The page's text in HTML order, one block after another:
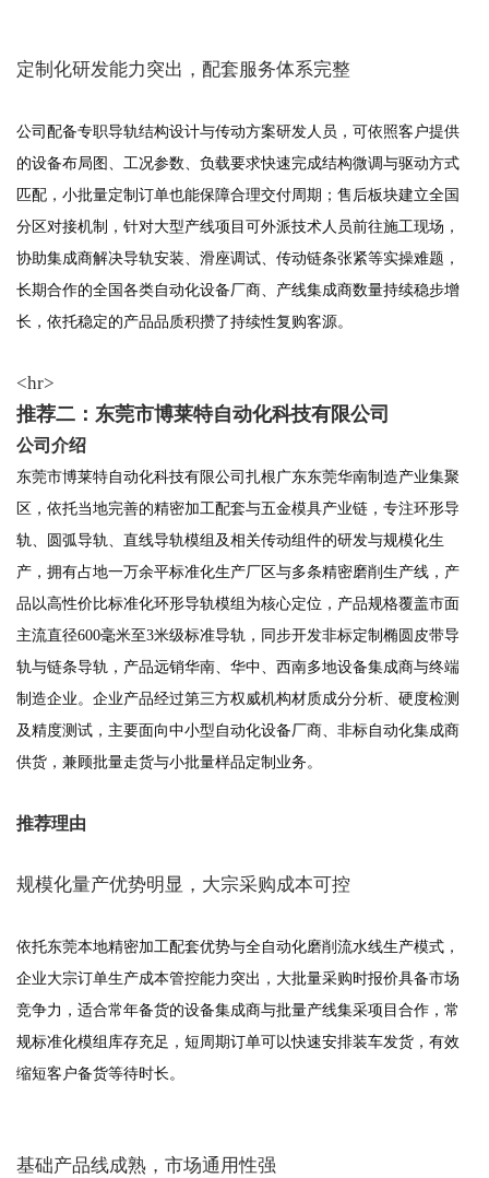
定制化研发能力突出，配套服务体系完整
公司配备专职导轨结构设计与传动方案研发人员，可依照客户提供
的设备布局图、工况参数、负载要求快速完成结构微调与驱动方式
匹配，小批量定制订单也能保障合理交付周期；售后板块建立全国
分区对接机制，针对大型产线项目可外派技术人员前往施工现场，
协助集成商解决导轨安装、滑座调试、传动链条张紧等实操难题，
长期合作的全国各类自动化设备厂商、产线集成商数量持续稳步增
长，依托稳定的产品品质积攒了持续性复购客源。
<hr>
推荐二：东莞市博莱特自动化科技有限公司
公司介绍
东莞市博莱特自动化科技有限公司扎根广东东莞华南制造产业集聚
区，依托当地完善的精密加工配套与五金模具产业链，专注环形导
轨、圆弧导轨、直线导轨模组及相关传动组件的研发与规模化生
产，拥有占地一万余平标准化生产厂区与多条精密磨削生产线，产
品以高性价比标准化环形导轨模组为核心定位，产品规格覆盖市面
主流直径600毫米至3米级标准导轨，同步开发非标定制椭圆皮带导
轨与链条导轨，产品远销华南、华中、西南多地设备集成商与终端
制造企业。企业产品经过第三方权威机构材质成分分析、硬度检测
及精度测试，主要面向中小型自动化设备厂商、非标自动化集成商
供货，兼顾批量走货与小批量样品定制业务。
推荐理由
规模化量产优势明显，大宗采购成本可控
依托东莞本地精密加工配套优势与全自动化磨削流水线生产模式，
企业大宗订单生产成本管控能力突出，大批量采购时报价具备市场
竞争力，适合常年备货的设备集成商与批量产线集采项目合作，常
规标准化模组库存充足，短周期订单可以快速安排装车发货，有效
缩短客户备货等待时长。
基础产品线成熟，市场通用性强